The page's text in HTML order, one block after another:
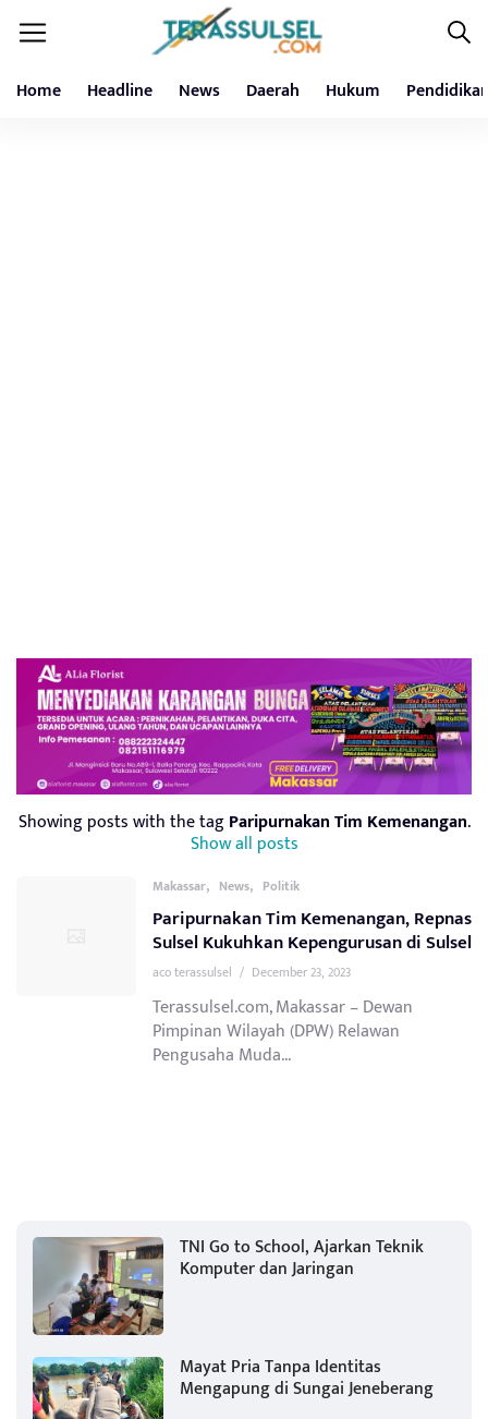
Home Headline News Daerah Hukum
Showing posts with the tagParipurnakan Tim Kemenangan.
Show all posts
Makassar, News, Politik
Paripurnakan Tim Kemenangan, Repnas
Sulsel Kukuhkan Kepengurusan di Sulsel
aco terassulsel / December 23, 2023
Terassulsel.com, Makassar – Dewan
Pimpinan Wilayah (DPW) Relawan
Pengusaha Muda...
TNI Go to School, Ajarkan Teknik
Komputer dan Jaringan
Mayat Pria Tanpa Identitas
Mengapung di Sungai Jeneberang